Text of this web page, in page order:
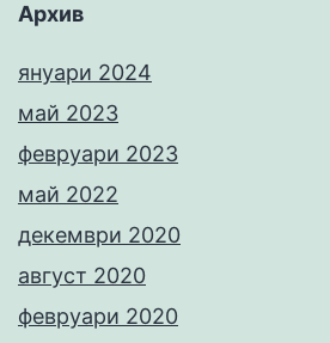
Архив
януари 2024
май 2023
февруари 2023
май 2022
декември 2020
август 2020
февруари 2020